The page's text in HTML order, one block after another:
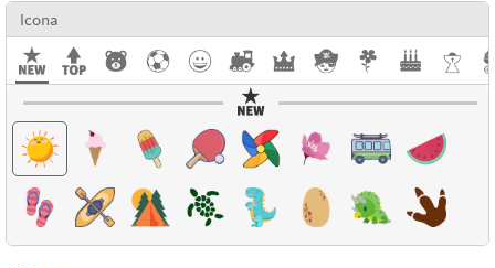
Icona